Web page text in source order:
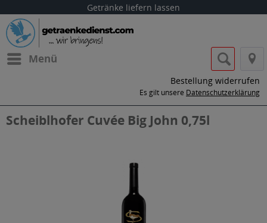
Getränke liefern lassen
Menü
Bestellung widerrufen
Es gilt unsere Datenschutzerklärung
Scheiblhofer Cuvée Big John 0,75l